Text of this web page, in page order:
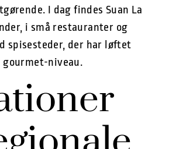
I dag findes Suan La
i små restauranter og
spisesteder, der har løftet
niveau.